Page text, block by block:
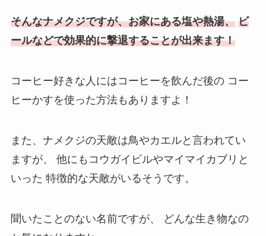
そんなナメクジですが、お家にある塩や熱湯、 ビ
ールなどで効果的に撃退することが出来ます！
コーヒー好きな人にはコーヒーを飲んだ後のコー
ヒーかすを使った方法もありますよ！
また、ナメクジの天敵は鳥やカエルと言われてい
ますが、
他にもコウガイビルやマイマイカブリと
いった 特徴的な天敵がいるそうです。
聞いたことのない名前ですが、
どんな生き物なの